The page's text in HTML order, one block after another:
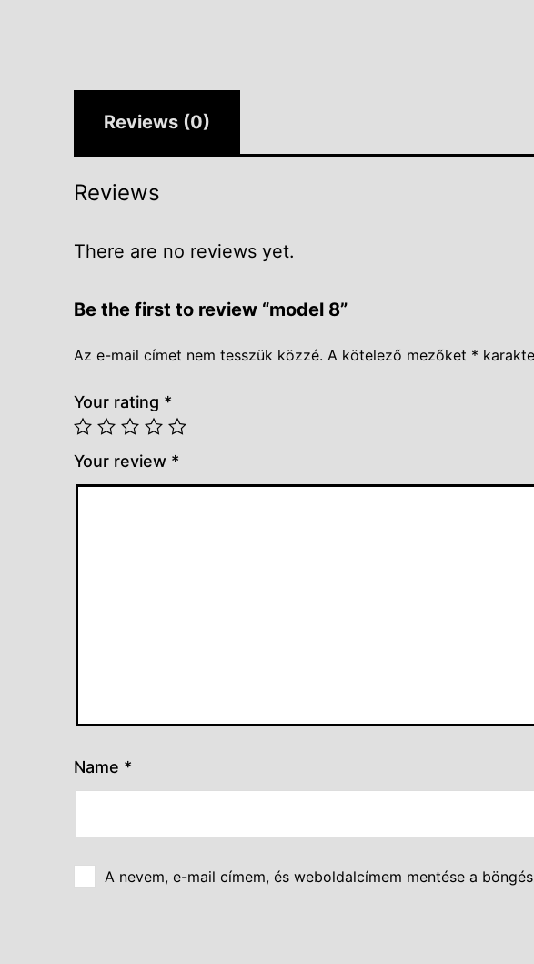
Reviews (0)
Reviews
There are no reviews yet.
Be the first to review “model 8”
Az e-mail címet nem tesszük közzé. A kötelező mezőket *
Your rating *
Your review *
Name *
A nevem, e-mail címem, és weboldalcímem mentése a